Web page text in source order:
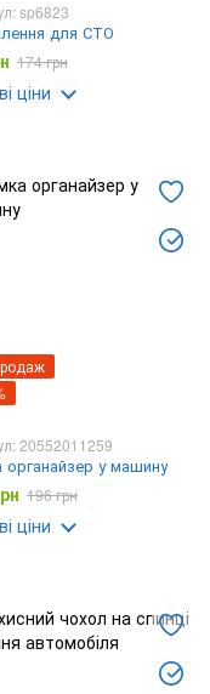
sp6823
для СТО
174 грн
ціни
20552011259
органайзер у машину
196 грн
ціни